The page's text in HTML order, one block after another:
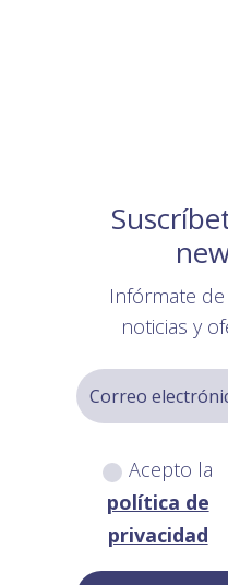
Infórmate
noticias y
Acepto la
política de
privacidad